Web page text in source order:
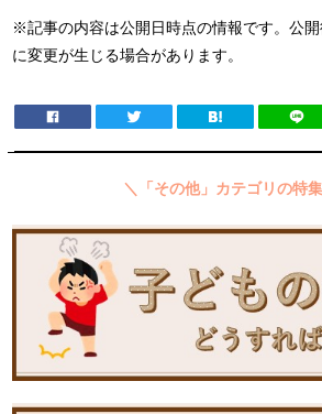
※記事の内容は公開日時点の情報です。公
に変更が生じる場合があります。
＼「その他」カテゴリの特